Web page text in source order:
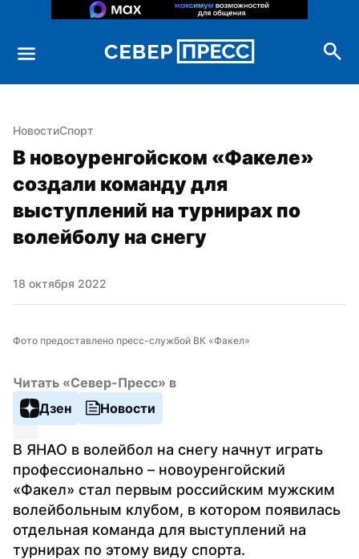
НовостиСпорт
В новоуренгойском «Факеле»
создали команду для
выступлений на турнирах по
волейболу на снегу
18 октября 2022
Фото предоставлено пресс-службой ВК «Факел»
Читать «Север-Пресс» в
Дзен
Новости
В ЯНАО в волейбол на снегу начнут играть
профессионально – новоуренгойский
«Факел» стал первым российским мужским
волейбольным клубом, в котором появилась
отдельная команда для выступлений на
турнирах по этому виду спорта.